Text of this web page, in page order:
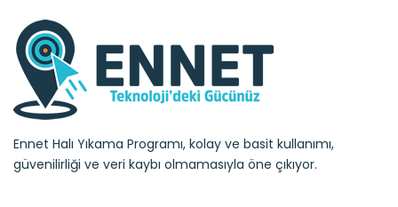
Ennet Halı Yıkama Programı, kolay ve basit kullanımı,
güvenilirliği ve veri kaybı olmamasıyla öne çıkıyor.